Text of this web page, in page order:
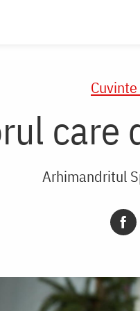
care
Arhimandritul